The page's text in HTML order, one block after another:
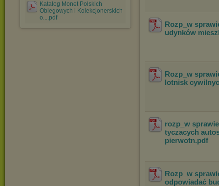
Katalog Monet Polskich
Obiegowych i Kolekcjonerskich
o....pdf
Rozp_w
udynków
Rozp_w
lotnisk
rozp_w
tyczacych
pierwotn.pdf
Rozp_w
odpowiadać